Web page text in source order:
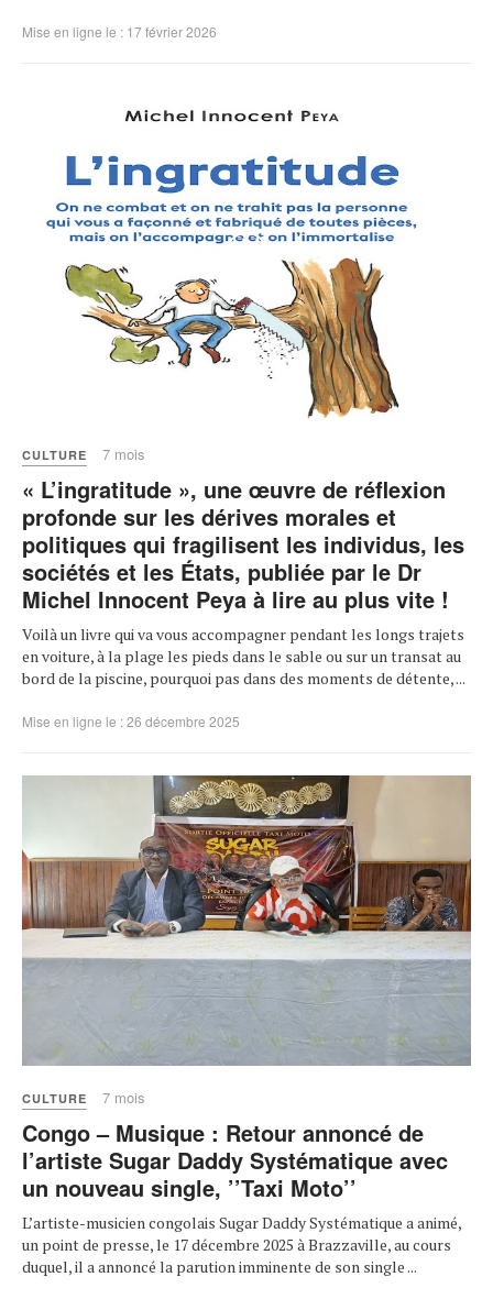
Mise en ligne le : 17 février 2026
CULTURE 7 mois
« L’ingratitude », une œuvre de réflexion
profonde sur les dérives morales et
politiques qui fragilisent les individus, les
sociétés et les États, publiée par le Dr
Michel Innocent Peya à lire au plus vite !
Voilà un livre qui va vous accompagner pendant les longs trajets
en voiture, à la plage les pieds dans le sable ou sur un transat au
bord de la piscine, pourquoi pas dans des moments de détente, ...
Mise en ligne le : 26 décembre 2025
CULTURE 7 mois
Congo – Musique : Retour annoncé de
l’artiste Sugar Daddy Systématique avec
un nouveau single, ’’Taxi Moto’’
L’artiste-musicien congolais Sugar Daddy Systématique a animé,
un point de presse, le 17 décembre 2025 à Brazzaville, au cours
duquel, il a annoncé la parution imminente de son single ...